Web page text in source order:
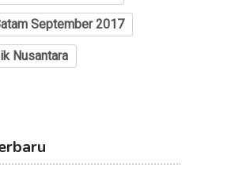
September 2017
Nusantara